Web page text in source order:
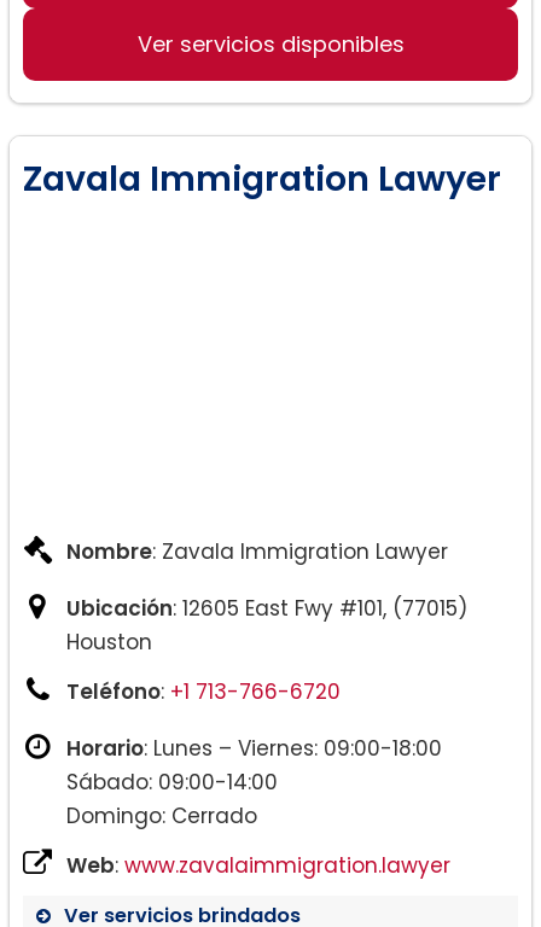
Ver servicios disponibles
Zavala Immigration Lawyer
Nombre: Zavala Immigration Lawyer
Ubicación: 12605 East Fwy #101, (77015)
Houston
Teléfono: +1 713-766-6720
Horario: Lunes – Viernes: 09:00-18:00
Sábado: 09:00-14:00
Domingo: Cerrado
Web: www.zavalaimmigration.lawyer
Ver servicios brindados